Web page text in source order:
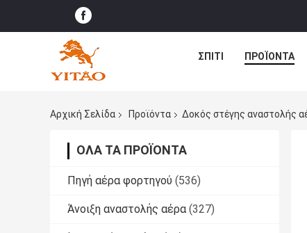
ΣΠΊΤΙ ΠΡΟΪΌΝΤΑ
Αρχική Σελίδα Προϊόντα Δοκός στέγης αναστολής
ΌΛΑ ΤΑ ΠΡΟΪΌΝΤΑ
Πηγή αέρα φορτηγού (536)
Άνοιξη αναστολής αέρα (327)